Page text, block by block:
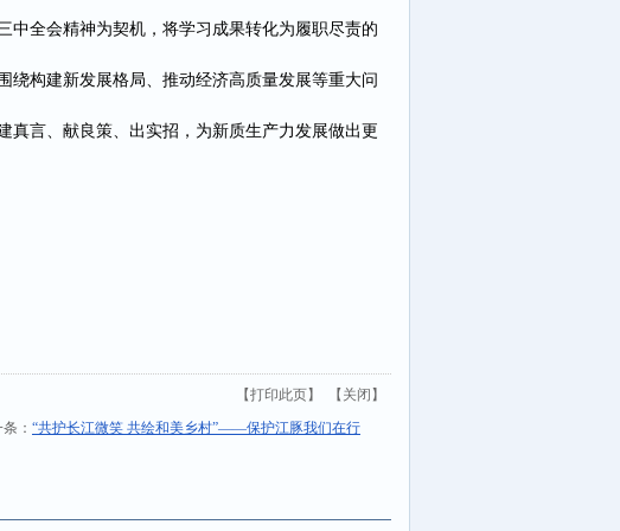
中全会精神为契机，将学习成果转化为履职尽责的
绕构建新发展格局、推动经济高质量发展等重大问
真言、献良策、出实招，为新质生产力发展做出更
【打印此页】 【 关闭 】
： “共护长江微笑 共绘和美乡村”——保护江豚我们在行